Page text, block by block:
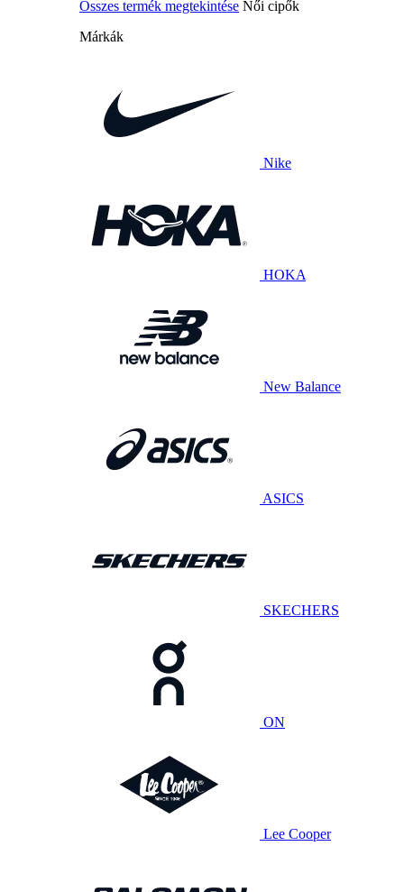
Összes termék megtekintése Női cipők
Márkák
Nike
HOKA
New Balance
ASICS
SKECHERS
ON
Lee Cooper